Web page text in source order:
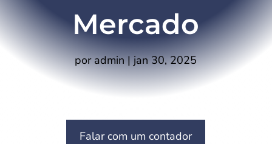
Mercado
poradmin|jan 30, 2025
Falar com um contador